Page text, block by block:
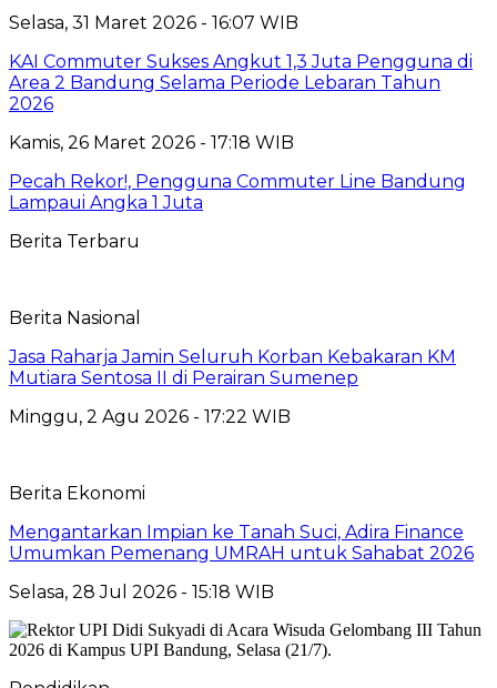
Selasa, 31 Maret 2026 - 16:07 WIB
KAI Commuter Sukses Angkut 1,3 Juta Pengguna di
Area 2 Bandung Selama Periode Lebaran Tahun
2026
Kamis, 26 Maret 2026 - 17:18 WIB
Pecah Rekor!, Pengguna Commuter Line Bandung
Lampaui Angka 1 Juta
Berita Terbaru
Berita Nasional
Jasa Raharja Jamin Seluruh Korban Kebakaran KM
Mutiara Sentosa II di Perairan Sumenep
Minggu, 2 Agu 2026 - 17:22 WIB
Berita Ekonomi
Mengantarkan Impian ke Tanah Suci, Adira Finance
Umumkan Pemenang UMRAH untuk Sahabat 2026
Selasa, 28 Jul 2026 - 15:18 WIB